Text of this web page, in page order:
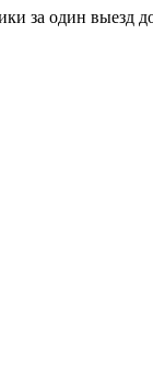
за один выезд